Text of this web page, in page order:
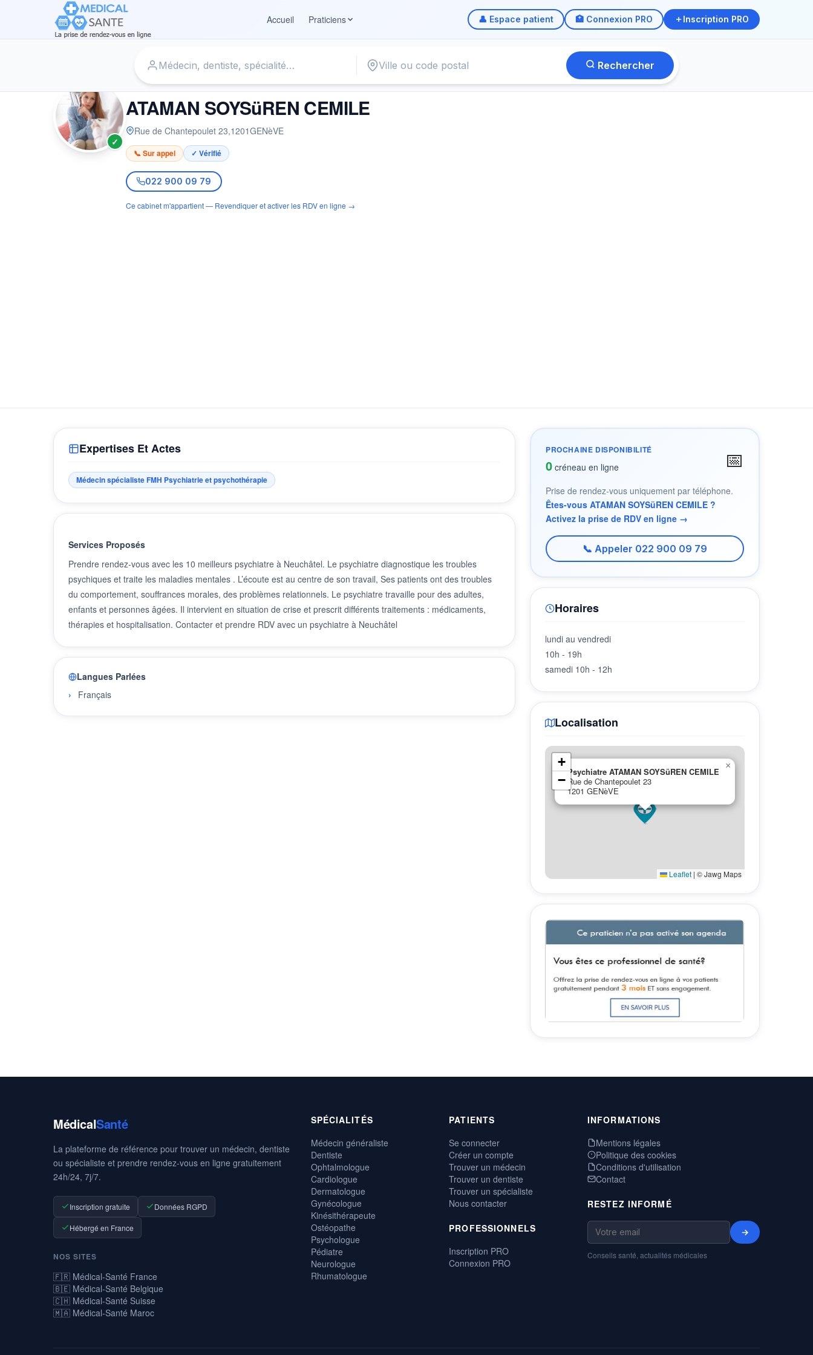
Accueil
Praticiens 👤 Espace patient 🏥 Connexion PRO Inscription PRO
Rechercher
✓
PSYCHIATRE
ATAMAN SOYSüREN CEMILE
Rue de Chantepoulet 23,1201GENèVE
📞 Sur appel ✓ Vérifié
022 900 09 79
Ce cabinet m'appartient — Revendiquer et activer les RDV en ligne →
Expertises Et Actes
Médecin spécialiste FMH Psychiatrie et psychothérapie
Services Proposés
Prendre rendez-vous avec les 10 meilleurs psychiatre à Neuchâtel. Le psychiatre diagnostique les troubles
psychiques et traite les maladies mentales . L’écoute est au centre de son travail, Ses patients ont des troubles
du comportement, souffrances morales, des problèmes relationnels. Le psychiatre travaille pour des adultes,
enfants et personnes âgées. Il intervient en situation de crise et prescrit différents traitements : médicaments,
thérapies et hospitalisation. Contacter et prendre RDV avec un psychiatre à Neuchâtel
Langues Parlées
Français
PROCHAINE DISPONIBILITÉ
0 créneau en ligne 📅
Prise de rendez-vous uniquement par téléphone.
Êtes-vous ATAMAN SOYSüREN CEMILE ?
Activez la prise de RDV en ligne →
📞 Appeler 022 900 09 79
Horaires
lundi au vendredi
10h - 19h
samedi 10h - 12h
Localisation
Psychiatre ATAMAN SOYSüREN CEMILE
Rue de Chantepoulet 23
1201 GENèVE
×
+
−
Leaflet | © Jawg Maps
MédicalSanté
La plateforme de référence pour trouver un médecin, dentiste
ou spécialiste et prendre rendez-vous en ligne gratuitement
24h/24, 7j/7.
Inscription gratuite Données RGPD
Hébergé en France
NOS SITES
🇫🇷 Médical-Santé France
🇧🇪 Médical-Santé Belgique
🇨🇭 Médical-Santé Suisse
🇲🇦 Médical-Santé Maroc
SPÉCIALITÉS
Médecin généraliste
Dentiste
Ophtalmologue
Cardiologue
Dermatologue
Gynécologue
Kinésithérapeute
Ostéopathe
Psychologue
Pédiatre
Neurologue
Rhumatologue
PATIENTS
Se connecter
Créer un compte
Trouver un médecin
Trouver un dentiste
Trouver un spécialiste
Nous contacter
PROFESSIONNELS
Inscription PRO
Connexion PRO
INFORMATIONS
Mentions légales
Politique des cookies
Conditions d'utilisation
Contact
RESTEZ INFORMÉ
→
Conseils santé, actualités médicales